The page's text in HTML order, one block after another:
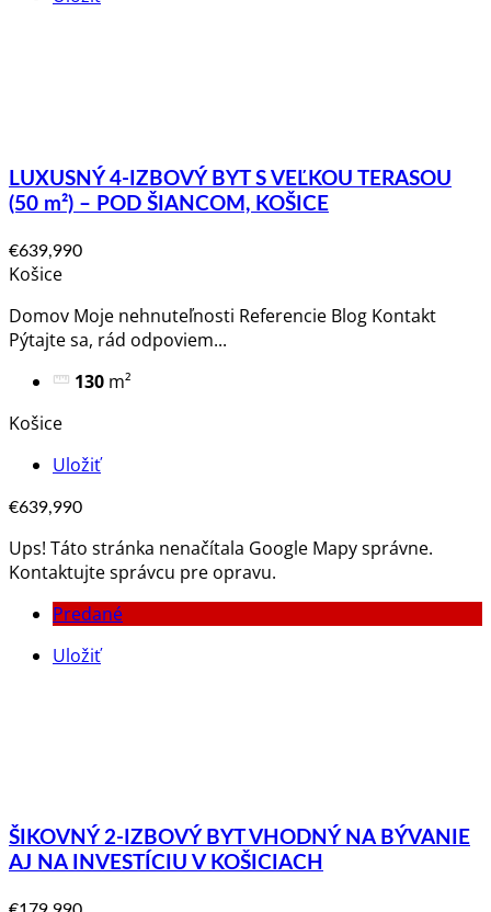
LUXUSNÝ 4-IZBOVÝ BYT S VEĽKOU TERASOU
(50 m²) – POD ŠIANCOM, KOŠICE
€639,990
Košice
Domov Moje nehnuteľnosti Referencie Blog Kontakt
Pýtajte sa, rád odpoviem​...
130 m²
Košice
Uložiť
€639,990
Ups! Táto stránka nenačítala Google Mapy správne.
Kontaktujte správcu pre opravu.
Predané
Uložiť
ŠIKOVNÝ 2-IZBOVÝ BYT VHODNÝ NA BÝVANIE
AJ NA INVESTÍCIU V KOŠICIACH